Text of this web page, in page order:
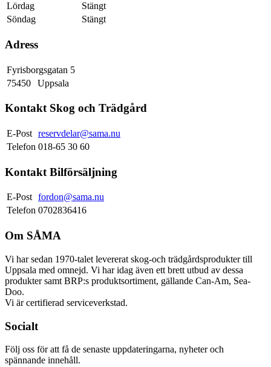
Lördag
Stängt
Söndag
Stängt
Adress
Fyrisborgsgatan 5
75450
Uppsala
Kontakt Skog och Trädgård
E-Post reservdelar@sama.nu
Telefon 018-65 30 60
Kontakt Bilförsäljning
E-Post fordon@sama.nu
Telefon 0702836416
Om SÅMA
Vi har sedan 1970-talet levererat skog-och trädgårdsprodukter till
Uppsala med omnejd. Vi har idag även ett brett utbud av dessa
produkter samt BRP:s produktsortiment, gällande Can-Am, Sea-
Doo.
Vi är certifierad serviceverkstad.
Socialt
Följ oss för att få de senaste uppdateringarna, nyheter och
spännande innehåll.